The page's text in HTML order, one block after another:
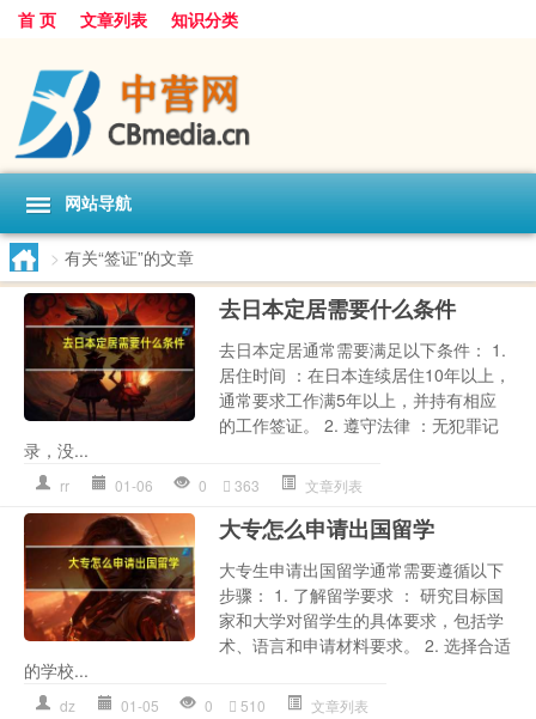
首 页 文章列表 知识分类
网站导航
> 有关“签证”的文章
去日本定居需要什么条件
去日本定居通常需要满足以下条件： 1.
居住时间 ：在日本连续居住10年以上，
通常要求工作满5年以上，并持有相应
的工作签证。 2. 遵守法律 ：无犯罪记
录，没...
rr 01-06 0 363 文章列表
大专怎么申请出国留学
大专生申请出国留学通常需要遵循以下
步骤： 1. 了解留学要求 ： 研究目标国
家和大学对留学生的具体要求，包括学
术、语言和申请材料要求。 2. 选择合适
的学校...
dz 01-05 0 510 文章列表